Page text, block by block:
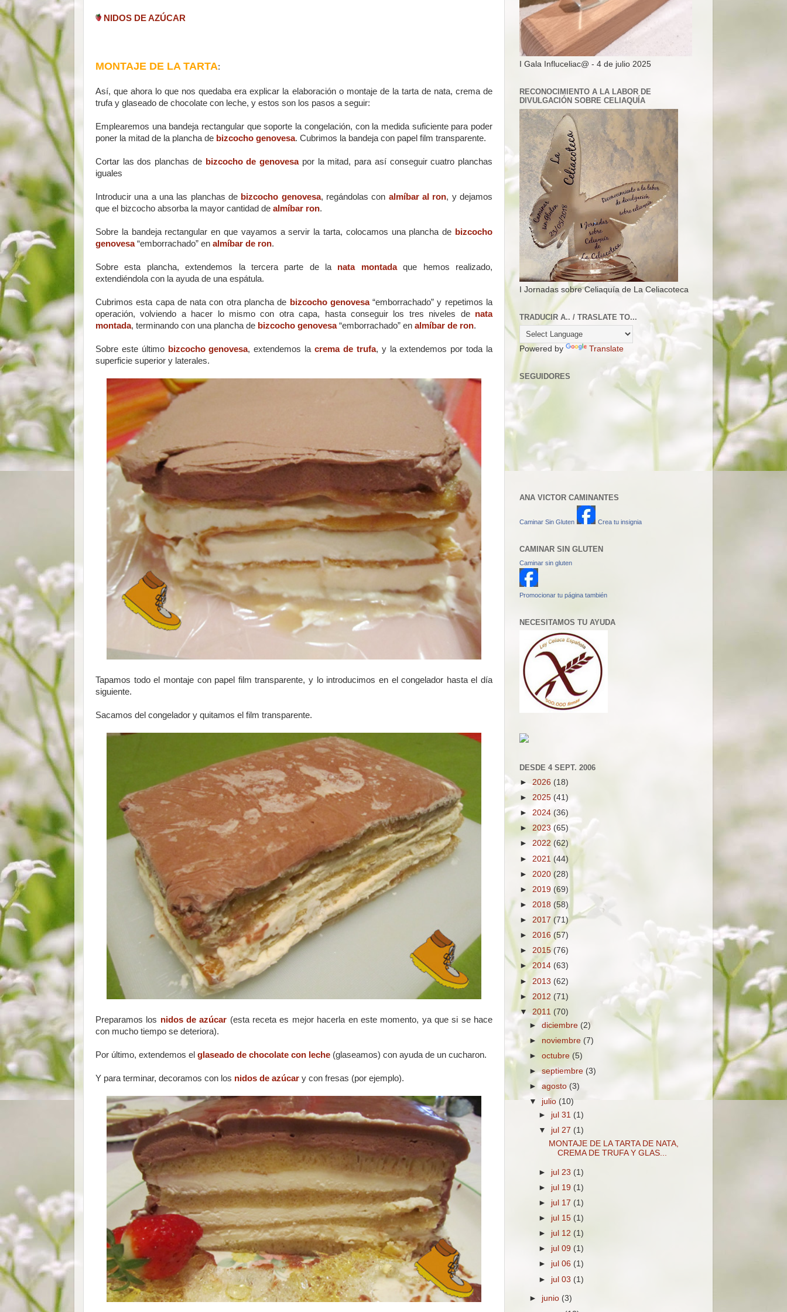
NIDOS DE AZÚCAR
MONTAJE DE LA TARTA:
Así, que ahora lo que nos quedaba era explicar la elaboración o montaje de la tarta de nata, crema de
trufa y glaseado de chocolate con leche, y estos son los pasos a seguir:
Emplearemos una bandeja rectangular que soporte la congelación, con la medida suficiente para poder
poner la mitad de la plancha de bizcocho genovesa. Cubrimos la bandeja con papel film transparente.
Cortar las dos planchas de bizcocho de genovesapor la mitad, para así conseguir cuatro planchas
iguales
Introducir una a una las planchas de bizcocho genovesa, regándolas con almíbar al ron, y dejamos
que el bizcocho absorba la mayor cantidad de almíbar ron.
Sobre la bandeja rectangular en que vayamos a servir la tarta, colocamos una plancha de bizcocho
genovesa“emborrachado” en almíbar de ron.
Sobre esta plancha, extendemos la tercera parte de la nata montadaque hemos realizado,
extendiéndola con la ayuda de una espátula.
Cubrimos esta capa de nata con otra plancha de bizcocho genovesa“emborrachado” y repetimos la
operación, volviendo a hacer lo mismo con otra capa, hasta conseguir los tres niveles de nata
montada, terminando con una plancha de bizcocho genovesa“emborrachado” en almíbar de ron.
Sobre este último bizcocho genovesa, extendemos lacrema de trufa, y la extendemos por toda la
superficie superior y laterales.
Tapamos todo el montaje con papel film transparente, y lo introducimos en el congelador hasta el día
siguiente.
Sacamos del congelador y quitamos el film transparente.
Preparamos los nidos de azúcar (esta receta es mejor hacerla en este momento, ya que si se hace
con mucho tiempo se deteriora).
Por último, extendemos el glaseado de chocolate con leche (glaseamos) con ayuda de un cucharon.
Y para terminar, decoramos con los nidos de azúcar y con fresas (por ejemplo).
I Gala Influceliac@ - 4 de julio 2025
RECONOCIMIENTO A LA LABOR DE
DIVULGACIÓN SOBRE CELIAQUÍA
I Jornadas sobre Celiaquía de La Celiacoteca
TRADUCIR A.. / TRASLATE TO...
Powered by Translate
SEGUIDORES
ANA VICTOR CAMINANTES
Caminar Sin Gluten Crea tu insignia
CAMINAR SIN GLUTEN
Caminar sin gluten
Promocionar tu página también
NECESITAMOS TU AYUDA
DESDE 4 SEPT. 2006
► 2026 (18)
► 2025 (41)
► 2024 (36)
► 2023 (65)
► 2022 (62)
► 2021 (44)
► 2020 (28)
► 2019 (69)
► 2018 (58)
► 2017 (71)
► 2016 (57)
► 2015 (76)
►2014 (63)
► 2013 (62)
► 2012 (71)
▼ 2011 (70)
►diciembre (2)
► noviembre (7)
►octubre (5)
►septiembre (3)
►agosto(3)
▼julio (10)
► jul 31 (1)
▼ jul 27 (1)
MONTAJE DE LA TARTA DE NATA,
CREMA DE TRUFA Y GLAS...
► jul 23 (1)
► jul 19 (1)
► jul 17 (1)
► jul 15 (1)
► jul 12 (1)
► jul 09 (1)
► jul 06 (1)
► jul 03 (1)
► junio (3)